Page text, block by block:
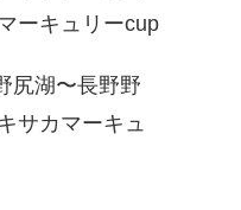
キュリーcup
尻湖〜長野野
サカマーキュ